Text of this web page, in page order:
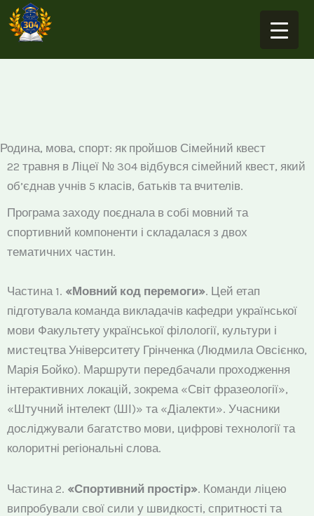
Перейти
до
Родина, мова, спорт: як пройшов Сімейний квест
22 травня в Ліцеї № 304 відбувся сімейний квест, який
об’єднав учнів 5 класів, батьків та вчителів.
Програма заходу поєднала в собі мовний та
спортивний компоненти і складалася з двох
тематичних частин.
Частина 1. «Мовний код перемоги». Цей етап
підготувала команда викладачів кафедри української
мови Факультету української філології, культури і
мистецтва Університету Грінченка (Людмила Овсієнко,
Марія Бойко). Маршрути передбачали проходження
інтерактивних локацій, зокрема «Світ фразеології»,
«Штучний інтелект (ШІ)» та «Діалекти». Учасники
досліджували багатство мови, цифрові технології та
колоритні регіональні слова.
Частина 2. «Спортивний простір». Команди ліцею
випробували свої сили у швидкості, спритності та